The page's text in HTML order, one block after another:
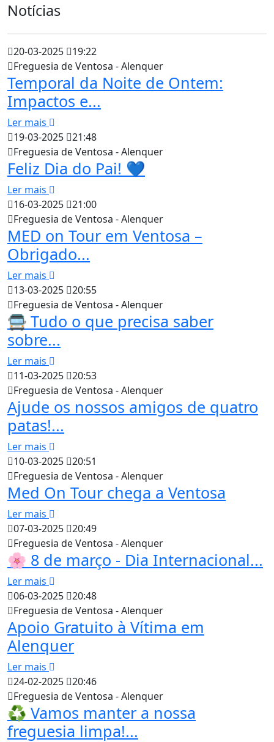
Notícias
20-03-2025
19:22
Freguesia de Ventosa - Alenquer
Temporal da Noite de Ontem:
Impactos e...
Ler mais
19-03-2025
21:48
Freguesia de Ventosa - Alenquer
Feliz Dia do Pai! 💙
Ler mais
16-03-2025
21:00
Freguesia de Ventosa - Alenquer
MED on Tour em Ventosa –
Obrigado...
Ler mais
13-03-2025
20:55
Freguesia de Ventosa - Alenquer
🚍 Tudo o que precisa saber
sobre...
Ler mais
11-03-2025
20:53
Freguesia de Ventosa - Alenquer
Ajude os nossos amigos de quatro
patas!...
Ler mais
10-03-2025
20:51
Freguesia de Ventosa - Alenquer
Med On Tour chega a Ventosa
Ler mais
07-03-2025
20:49
Freguesia de Ventosa - Alenquer
🌸 8 de março - Dia Internacional...
Ler mais
06-03-2025
20:48
Freguesia de Ventosa - Alenquer
Apoio Gratuito à Vítima em
Alenquer
Ler mais
24-02-2025
20:46
Freguesia de Ventosa - Alenquer
♻️ Vamos manter a nossa
freguesia limpa!...